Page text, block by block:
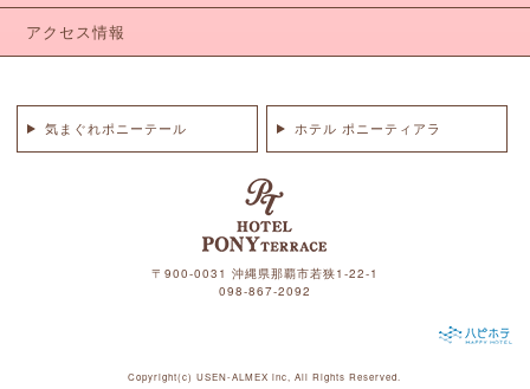
アクセス情報
気まぐれポニーテール ホテル ポニーティアラ
〒900-0031 沖縄県那覇市若狭1-22-1
098-867-2092
Copyright(c)USEN-ALMEX inc, All Rights Reserved.